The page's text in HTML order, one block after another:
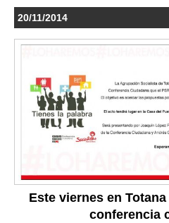
20/11/2014
Este viernes en
conferencia